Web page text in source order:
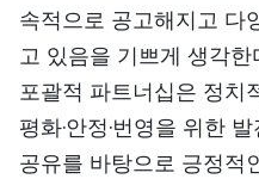
속적으로 공고해지고 다
고 있음을 기쁘게 생각
포괄적 파트너십은 정치
평화·안정·번영을 위한
공유를 바탕으로 긍정적